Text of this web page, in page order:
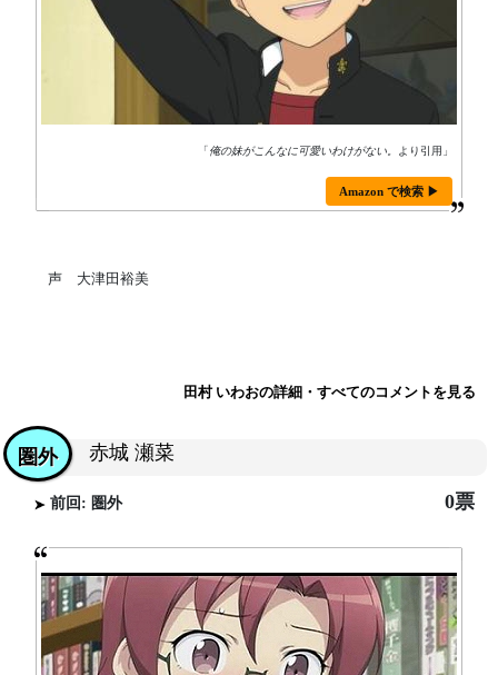
「俺の妹がこんなに可愛いわけがない。 より引用」
Amazon で検索 ▶
声 大津田裕美
田村 いわおの詳細・すべてのコメントを見る
赤城 瀬菜
圏外
前回: 圏外 0票